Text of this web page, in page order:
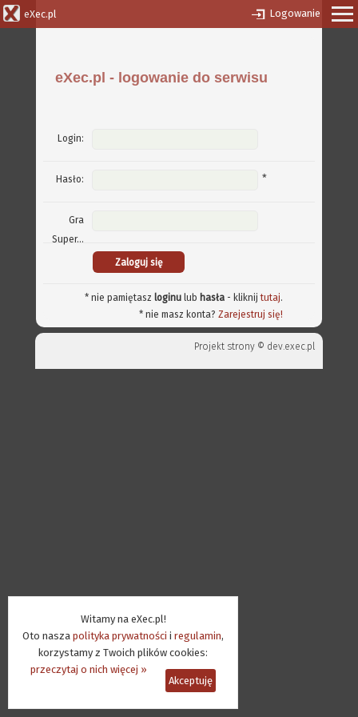
Witamy na eXec.pl!
Oto nasza polityka prywatności i regulamin,
korzystamy z Twoich plików cookies:
przeczytaj o nich więcej »
Akceptuję
eXec.pl Logowanie
eXec.pl - logowanie do serwisu
Login:
Hasło: *
Gra
Super...
* nie pamiętasz loginu lub hasła - kliknijtutaj.
* nie masz konta? Zarejestruj się!
Projekt strony © dev.exec.pl